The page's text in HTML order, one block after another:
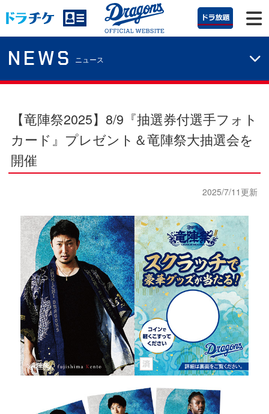
NEWS ニュース
【竜陣祭2025】8/9『抽選券付選手フォト
カード』プレゼント＆竜陣祭大抽選会を
開催
2025/7/11更新